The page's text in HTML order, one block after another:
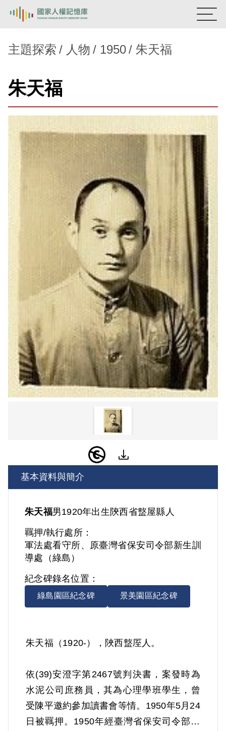
新生訓導處
主題探索
背景知識
主題探索 人物 1950 朱天福
朱天福
基本資料與簡介
朱天福男1920年出生陝西省盩屋縣人
羈押/執行處所：
軍法處看守所、原臺灣省保安司令部新生訓
導處（綠島）
紀念碑錄名位置：
綠島園區紀念碑 景美園區紀念碑
朱天福（1920-），陜西盩厔人。
依(39)安澄字第2467號判決書，案發時為
水泥公司庶務員，其為心理學班學生，曾
受陳平邀約參加讀書會等情。1950年5月24
日被羈押。1950年經臺灣省保安司令部以